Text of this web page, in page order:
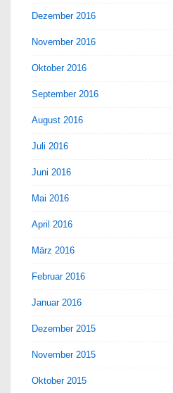
Dezember 2016
November 2016
Oktober 2016
September 2016
August 2016
Juli 2016
Juni 2016
Mai 2016
April 2016
März 2016
Februar 2016
Januar 2016
Dezember 2015
November 2015
Oktober 2015